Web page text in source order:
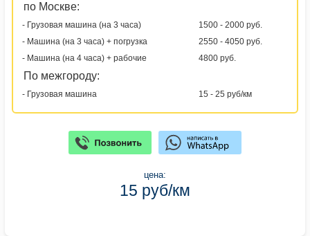
по Москве:
- Грузовая машина (на 3 часа)
1500 - 2000 руб.
- Машина (на 3 часа) + погрузка
2550 - 4050 руб.
- Машина (на 4 часа) + рабочие
4800 руб.
По межгороду:
- Грузовая машина 15 - 25 руб/км
цена:
15 руб/км